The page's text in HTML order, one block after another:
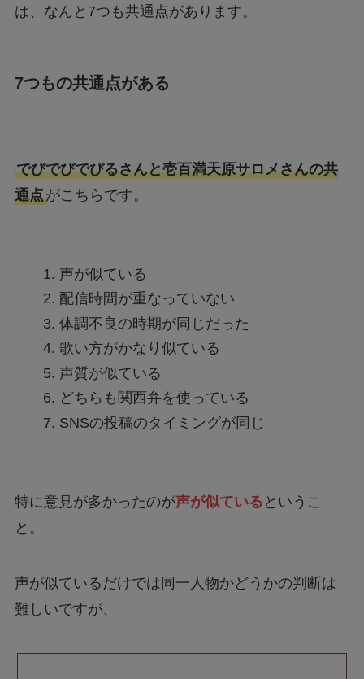
は、なんと7つも共通点があります。
7つもの共通点がある
でびでびでびるさんと壱百満天原サロメさんの共
通点がこちらです。
声が似ている
配信時間が重なっていない
体調不良の時期が同じだった
歌い方がかなり似ている
声質が似ている
どちらも関西弁を使っている
SNSの投稿のタイミングが同じ
特に意見が多かったのが声が似ている というこ
と。
声が似ているだけでは同一人物かどうかの判断は
難しいですが、